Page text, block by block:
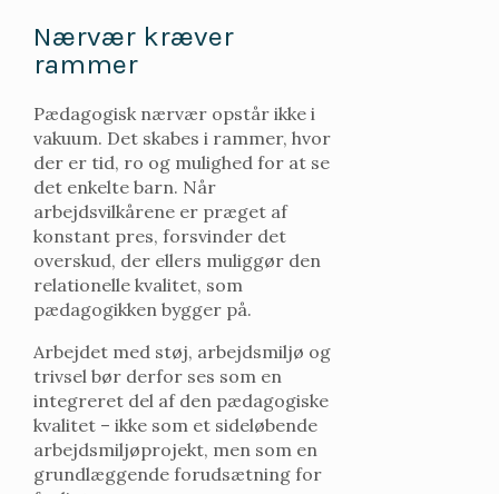
Nærvær kræver
rammer
Pædagogisk nærvær opstår ikke i
vakuum. Det skabes i rammer, hvor
der er tid, ro og mulighed for at se
det enkelte barn. Når
arbejdsvilkårene er præget af
konstant pres, forsvinder det
overskud, der ellers muliggør den
relationelle kvalitet, som
pædagogikken bygger på.
Arbejdet med støj, arbejdsmiljø og
trivsel bør derfor ses som en
integreret del af den pædagogiske
kvalitet – ikke som et sideløbende
arbejdsmiljøprojekt, men som en
grundlæggende forudsætning for